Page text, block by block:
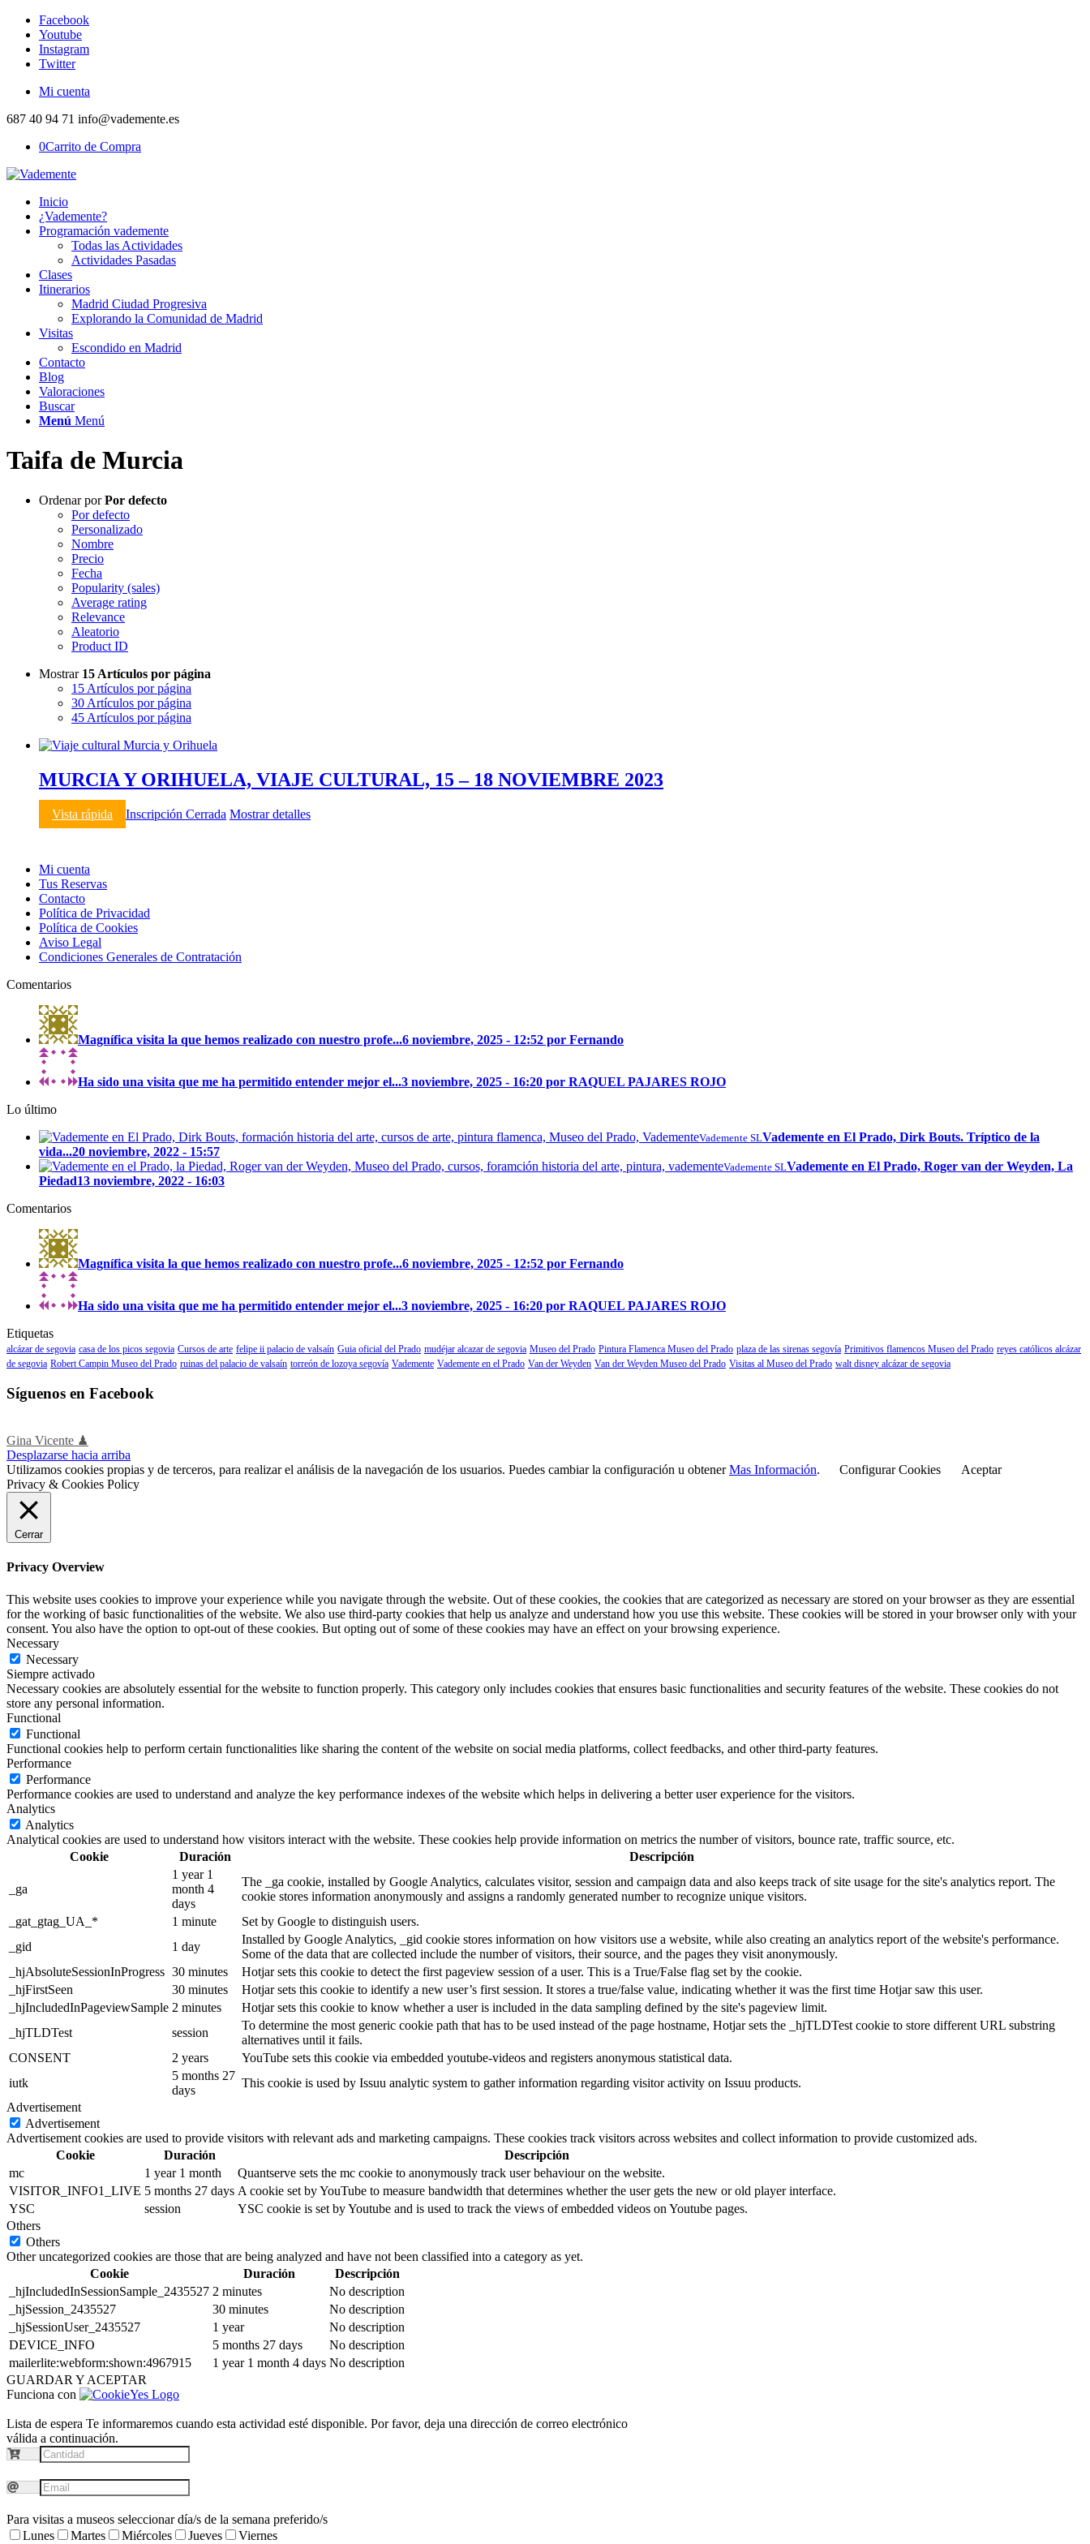
Facebook
Youtube
Instagram
Twitter
Mi cuenta
687 40 94 71 info@vademente.es
0Carrito de Compra
Inicio
¿Vademente?
Programación vademente
Todas las Actividades
Actividades Pasadas
Clases
Itinerarios
Madrid Ciudad Progresiva
Explorando la Comunidad de Madrid
Visitas
Escondido en Madrid
Contacto
Blog
Valoraciones
Buscar
Menú Menú
Taifa de Murcia
Ordenar porPor defecto
Por defecto
Personalizado
Nombre
Precio
Fecha
Popularity (sales)
Average rating
Relevance
Aleatorio
Product ID
Mostrar 15 Artículos por página
15 Artículos por página
30 Artículos por página
45 Artículos por página
MURCIA Y ORIHUELA, VIAJE CULTURAL, 15 – 18 NOVIEMBRE 2023
Vista rápida Inscripción Cerrada Mostrar detalles
Mi cuenta
Tus Reservas
Contacto
Política de Privacidad
Política de Cookies
Aviso Legal
Condiciones Generales de Contratación
Comentarios
Magnífica visita la que hemos realizado con nuestro profe...6 noviembre, 2025 - 12:52 por Fernando
Ha sido una visita que me ha permitido entender mejor el...3 noviembre, 2025 - 16:20 por RAQUEL PAJARES ROJO
Lo último
Vademente SLVademente en El Prado, Dirk Bouts. Tríptico de la
vida...20 noviembre, 2022 - 15:57
Vademente SLVademente en El Prado, Roger van der Weyden, La
Piedad13 noviembre, 2022 - 16:03
Comentarios
Magnífica visita la que hemos realizado con nuestro profe...6 noviembre, 2025 - 12:52 por Fernando
Ha sido una visita que me ha permitido entender mejor el...3 noviembre, 2025 - 16:20 por RAQUEL PAJARES ROJO
Etiquetas
alcázar de segovia casa de los picos segovia Cursos de arte felipe ii palacio de valsaín Guia oficial del Prado mudéjar alcazar de segovia Museo del Prado Pintura Flamenca Museo del Prado plaza de las sirenas segovía Primitivos flamencos Museo del Prado reyes católicos alcázar
de segovia Robert Campin Museo del Prado ruinas del palacio de valsaín torreón de lozoya segovía Vademente Vademente en el Prado Van der Weyden Van der Weyden Museo del Prado Visitas al Museo del Prado walt disney alcázar de segovia
Síguenos en Facebook
Gina Vicente ♟
Desplazarse hacia arriba
Utilizamos cookies propias y de terceros, para realizar el análisis de la navegación de los usuarios. Puedes cambiar la configuración u obtenerMas Información. Configurar Cookies
Aceptar
Privacy & Cookies Policy
Cerrar
Privacy Overview
This website uses cookies to improve your experience while you navigate through the website. Out of these cookies, the cookies that are categorized as necessary are stored on your browser as they are essential
for the working of basic functionalities of the website. We also use third-party cookies that help us analyze and understand how you use this website. These cookies will be stored in your browser only with your
consent. You also have the option to opt-out of these cookies. But opting out of some of these cookies may have an effect on your browsing experience.
Necessary
Necessary
Siempre activado
Necessary cookies are absolutely essential for the website to function properly. This category only includes cookies that ensures basic functionalities and security features of the website. These cookies do not
store any personal information.
Functional
Functional
Functional cookies help to perform certain functionalities like sharing the content of the website on social media platforms, collect feedbacks, and other third-party features.
Performance
Performance
Performance cookies are used to understand and analyze the key performance indexes of the website which helps in delivering a better user experience for the visitors.
Analytics
Analytics
Analytical cookies are used to understand how visitors interact with the website. These cookies help provide information on metrics the number of visitors, bounce rate, traffic source, etc.
Cookie
Duración Descripción
_ga
1 year 1
month 4
days
The _ga cookie, installed by Google Analytics, calculates visitor, session and campaign data and also keeps track of site usage for the site's analytics report. The
cookie stores information anonymously and assigns a randomly generated number to recognize unique visitors.
_gat_gtag_UA_*
1 minute
Set by Google to distinguish users.
_gid
1 day
Installed by Google Analytics, _gid cookie stores information on how visitors use a website, while also creating an analytics report of the website's performance.
Some of the data that are collected include the number of visitors, their source, and the pages they visit anonymously.
_hjAbsoluteSessionInProgress 30 minutes
Hotjar sets this cookie to detect the first pageview session of a user. This is a True/False flag set by the cookie.
_hjFirstSeen
30 minutes
Hotjar sets this cookie to identify a new user’s first session. It stores a true/false value, indicating whether it was the first time Hotjar saw this user.
_hjIncludedInPageviewSample 2 minutes
Hotjar sets this cookie to know whether a user is included in the data sampling defined by the site's pageview limit.
_hjTLDTest
session
To determine the most generic cookie path that has to be used instead of the page hostname, Hotjar sets the _hjTLDTest cookie to store different URL substring
alternatives until it fails.
CONSENT
2 years
YouTube sets this cookie via embedded youtube-videos and registers anonymous statistical data.
iutk
5 months 27
days
This cookie is used by Issuu analytic system to gather information regarding visitor activity on Issuu products.
Advertisement
Advertisement
Advertisement cookies are used to provide visitors with relevant ads and marketing campaigns. These cookies track visitors across websites and collect information to provide customized ads.
Cookie
Duración
Descripción
mc
1 year 1 month
Quantserve sets the mc cookie to anonymously track user behaviour on the website.
VISITOR_INFO1_LIVE 5 months 27 days A cookie set by YouTube to measure bandwidth that determines whether the user gets the new or old player interface.
YSC
session
YSC cookie is set by Youtube and is used to track the views of embedded videos on Youtube pages.
Others
Others
Other uncategorized cookies are those that are being analyzed and have not been classified into a category as yet.
Cookie
Duración
Descripción
_hjIncludedInSessionSample_2435527 2 minutes
No description
_hjSession_2435527
30 minutes
No description
_hjSessionUser_2435527
1 year
No description
DEVICE_INFO
5 months 27 days
No description
mailerlite:webform:shown:4967915
1 year 1 month 4 days No description
GUARDAR Y ACEPTAR
Funciona con
Lista de espera Te informaremos cuando esta actividad esté disponible. Por favor, deja una dirección de correo electrónico
válida a continuación.
Para visitas a museos seleccionar día/s de la semana preferido/s
Lunes
Martes Miércoles Jueves Viernes